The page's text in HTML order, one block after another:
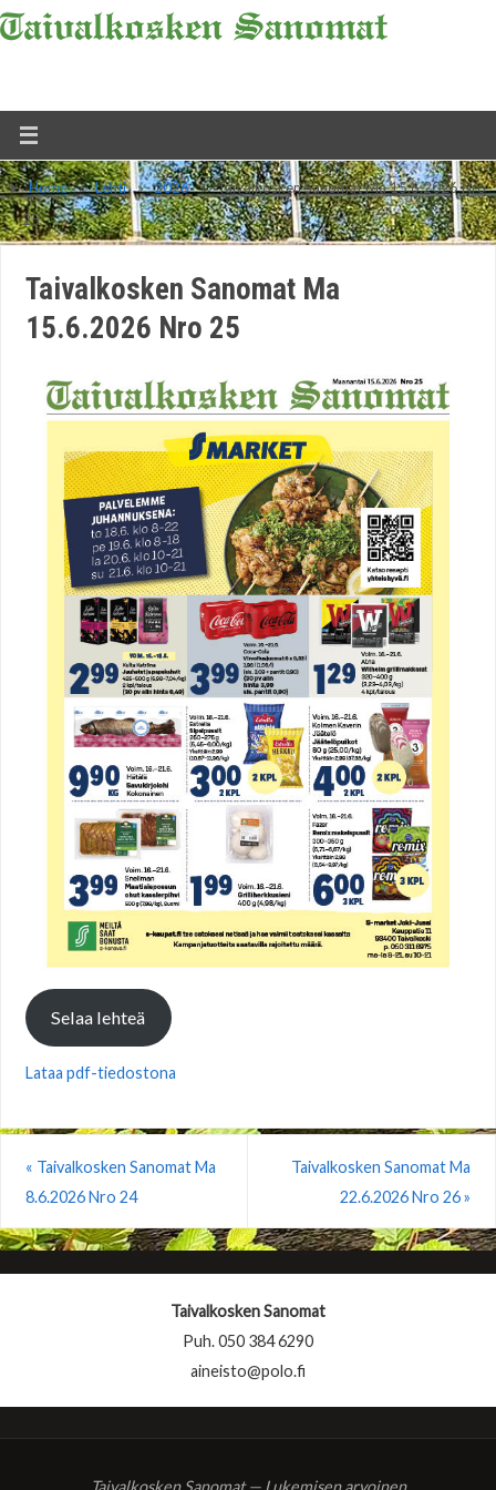
Home » Lehti » 2026 » Taivalkosken Sanomat Ma 15.6.2026 Nro
25
Taivalkosken Sanomat Ma
15.6.2026 Nro 25
Selaa lehteä
Lataa pdf-tiedostona
« Taivalkosken Sanomat Ma
8.6.2026 Nro 24
Taivalkosken Sanomat Ma
22.6.2026 Nro 26»
Taivalkosken Sanomat
Puh. 050 384 6290
aineisto@polo.fi
Taivalkosken Sanomat — Lukemisen arvoinen